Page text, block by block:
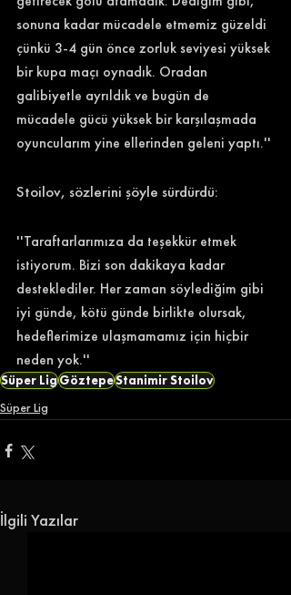
sonuna kadar mücadele etmemiz güzeldi
çünkü 3-4 gün önce zorluk seviyesi yüksek
bir kupa maçı oynadık. Oradan
galibiyetle ayrıldık ve bugün de
mücadele gücü yüksek bir karşılaşmada
oyuncularım yine ellerinden geleni yaptı.''
Stoilov, sözlerini şöyle sürdürdü:
''Taraftarlarımıza da teşekkür etmek
istiyorum. Bizi son dakikaya kadar
desteklediler. Her zaman söylediğim gibi
iyi günde, kötü günde birlikte olursak,
hedeflerimize ulaşmamamız için hiçbir
neden yok.''
Süper LigGöztepeStanimir Stoilov
Süper Lig
İlgili Yazılar